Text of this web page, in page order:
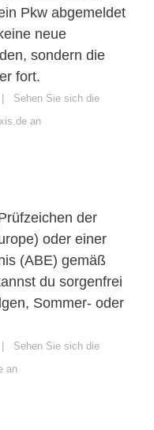
Pkw abgemeldet
neue
sondern die
fort.
Sehen Sie sich die
an
der
oder einer
(ABE) gemäß
du sorgenfrei
Sommer- oder
Sehen Sie sich die
an